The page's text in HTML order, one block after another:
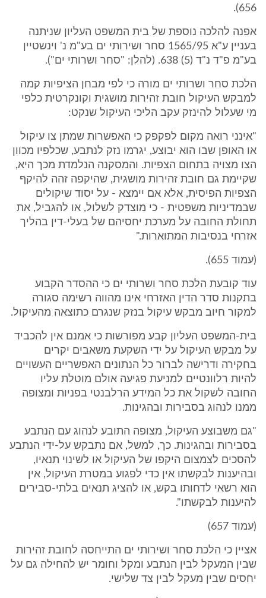
656).
אפנה להלכה נוספת של בית המשפט העליון שניתנה
בעניין ע"א 1565/95 סחר ושירותי ים בע"מ נ' וינשטיין
בע"מ פ"ד נ"ד (5) 638. (להלן: "סחר ושרותי ים").
הלכת סחר ושרותי ים מורה כי לפי מבחן הציפיות קמה
למבקש העיקול חובת זהירות מושגית וקונקרטית כלפי
מי שעלול להינזק עקב הליכי העיקול שנקט:
"אינני רואה מקום לפקפק כי האפשרות שמתן צו עיקול
או האופן שבו הוא יבוצע, יגרמו נזק לנתבע, שכלפיו מכוון
הצו מצויה בתחום הצפיות. והמסקנה הנלמדת מכך היא,
שקיימת גם חובת זהירות מושגית, שהיקפה זהה להיקף
הצפיות הפיסית, אלא אם יימצא - על יסוד שיקולים
שבמדיניות משפטית - כי מוצדק לשלול, או להגביל, את
תחולת החובה על מערכת יחסיהם של בעלי-דין בהליך
אזרחי בנסיבות המתוארות."
(עמוד 655).
עוד קובעת הלכת סחר ושרותי ים כי ההסדר הקבוע
בתקנות סדר הדין האזרחי אינו מהווה רשימה סגורה
למקור חיוב מבקש עיקול בנזק שנגרם כתוצאה מהעיקול.
בית-המשפט העליון קבע מפורשות כי אמנם אין להכביד
על מבקש העיקול על ידי השקעת משאבים יקרים
בחקירה ודרישה לברור כל הנתונים האפשריים העשויים
להיות רלוונטיים למניעת פגיעה אולם מוטלת עליו
החובה לשקול את כל המידע הרלבנטי בפניות ומצופה
ממנו לנהוג בסבירות ובהגינות.
"גם משבוצע העיקול, מצופה התובע לנהוג עם הנתבע
בסבירות ובהגינות. כך, למשל, אם נתבקש על-ידי הנתבע
להסכים לצמצום היקפו של העיקול או לשינוי תנאיו,
ובהיענות לבקשתו אין כדי לפגוע במטרת העיקול, אין
הוא רשאי לדחותו בקש, או להציג תנאים בלתי-סבירים
להיענות לבקשתו".
(עמוד 657)
אציין כי הלכת סחר ושירותי ים התייחסה לחובת זהירות
שבין המעקל לבין הנתבע ומקל וחומר יש להחילה גם על
יחסים שבין מעקל לבין צד שלישי.